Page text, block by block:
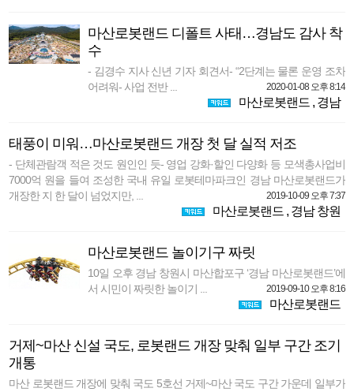
마산로봇랜드 디폴트 사태…경남도 감사 착
수
- 김경수 지사 신년 기자 회견서- “2단계는 물론 운영 조차
어려워- 사업 전반 ...
2020-01-08 오후 8:14
마산로봇랜드 , 경남
태풍이 미워…마산로봇랜드 개장 첫 달 실적 저조
- 단체관람객 적은 것도 원인인 듯- 영업 강화·할인 다양화 등 모색총사업비
7000억 원을 들여 조성한 국내 유일 로봇테마파크인 경남 마산로봇랜드가
개장한 지 한 달이 넘었지만, ...
2019-10-09 오후 7:37
마산로봇랜드 , 경남 창원
마산로봇랜드 놀이기구 짜릿
10일 오후 경남 창원시 마산합포구 ‘경남 마산로봇랜드’에
서 시민이 짜릿한 놀이기 ...
2019-09-10 오후 8:16
마산로봇랜드
거제~마산 신설 국도, 로봇랜드 개장 맞춰 일부 구간 조기
개통
마산 로봇랜드 개장에 맞춰 국도 5호선 거제~마산 국도 구간 가운데 일부가